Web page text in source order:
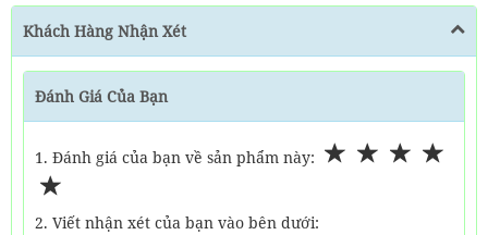
Khách Hàng Nhận Xét
Đánh Giá Của Bạn
1. Đánh giá của bạn về sản phẩm này:
2. Viết nhận xét của bạn vào bên dưới: